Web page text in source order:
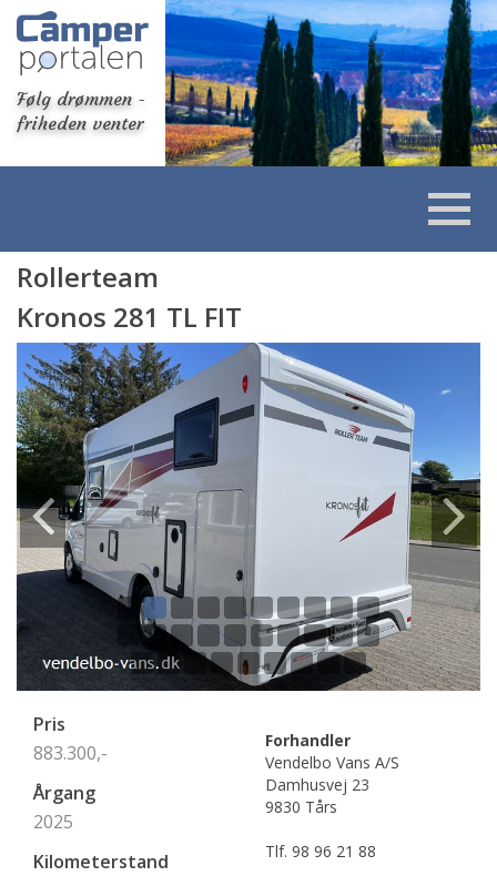
Følg drømmen -
friheden venter
Rollerteam
Kronos 281 TL FIT
Pris
883.300,-
Årgang
2025
Kilometerstand
Forhandler
Vendelbo Vans A/S
Damhusvej 23
9830 Tårs
Tlf. 98 96 21 88